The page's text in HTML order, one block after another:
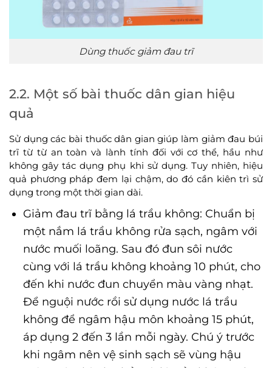
Dùng thuốc giảm đau trĩ
2.2. Một số bài thuốc dân gian hiệu
quả
Sử dụng các bài thuốc dân gian giúp làm giảm đau búi
trĩ từ từ an toàn và lành tính đối với cơ thể, hầu như
không gây tác dụng phụ khi sử dụng. Tuy nhiên, hiệu
quả phương pháp đem lại chậm, do đó cần kiên trì sử
dụng trong một thời gian dài.
Giảm đau trĩ bằng lá trầu không: Chuẩn bị
một nắm lá trầu không rửa sạch, ngâm với
nước muối loãng. Sau đó đun sôi nước
cùng với lá trầu không khoảng 10 phút, cho
đến khi nước đun chuyển màu vàng nhạt.
Để nguội nước rồi sử dụng nước lá trầu
không để ngâm hậu môn khoảng 15 phút,
áp dụng 2 đến 3 lần mỗi ngày. Chú ý trước
khi ngâm nên vệ sinh sạch sẽ vùng hậu